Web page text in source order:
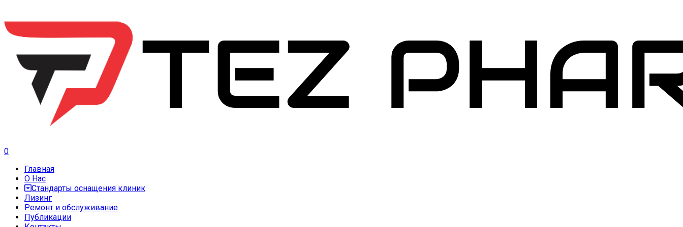
0
Главная
О Нас
Стандарты оснащения клиник
Лизинг
Ремонт и обслуживание
Публикации